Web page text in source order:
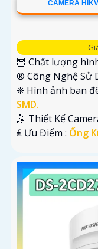
CAMERA
🦉 Chất lượng
®️ Công Nghệ Sử
❈ Hình ảnh ban
SMD.
🤹 Thiết Kế
️₤ Ưu Điểm : Ống